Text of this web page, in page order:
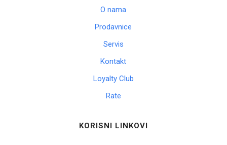
O nama
Prodavnice
Servis
Kontakt
Loyalty Club
Rate
KORISNI LINKOVI